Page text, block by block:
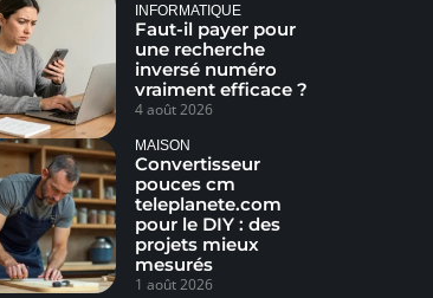
INFORMATIQUE
Faut-il payer pour
une recherche
inversé numéro
vraiment efficace ?
4 août 2026
MAISON
Convertisseur
pouces cm
teleplanete.com
pour le DIY : des
projets mieux
mesurés
1 août 2026